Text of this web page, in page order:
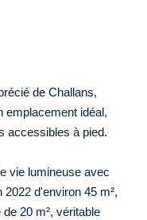
de Challans,
emplacement idéal,
accessibles à pied.
vie lumineuse avec
d'environ 45 m²,
20 m², véritable